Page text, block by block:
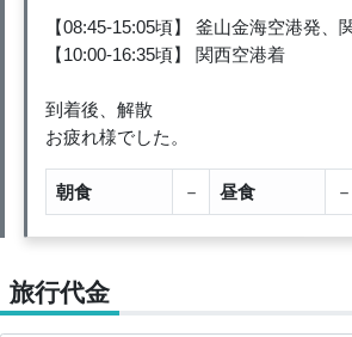
【08:45-15:05頃】 釜山金海空港発、
【10:00-16:35頃】 関西空港着
到着後、解散
お疲れ様でした。
朝食 － 昼食 －
旅行代金